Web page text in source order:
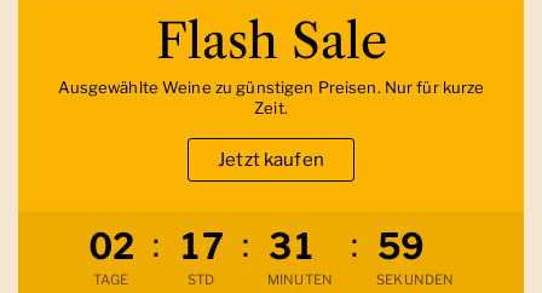
Verbleibende Zeit
02
TAGE
: 17
STD
: 31
MINUTEN
: 58
SEKUNDEN
Flash Sale
Ausgewählte Weine zu günstigen Preisen. Nur für kurze
Zeit.
Jetzt kaufen